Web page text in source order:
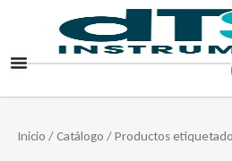
contenido
Inicio /Catálogo / Productos